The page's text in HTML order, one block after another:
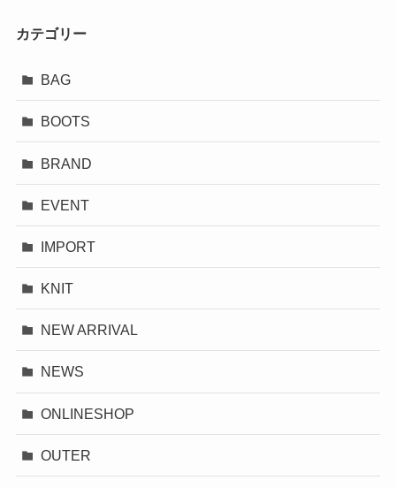
カテゴリー
BAG
BOOTS
BRAND
EVENT
IMPORT
KNIT
NEW ARRIVAL
NEWS
ONLINESHOP
OUTER